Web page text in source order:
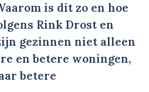
is dit zo en hoe
Rink Drost en
gezinnen niet alleen
en betere woningen,
betere